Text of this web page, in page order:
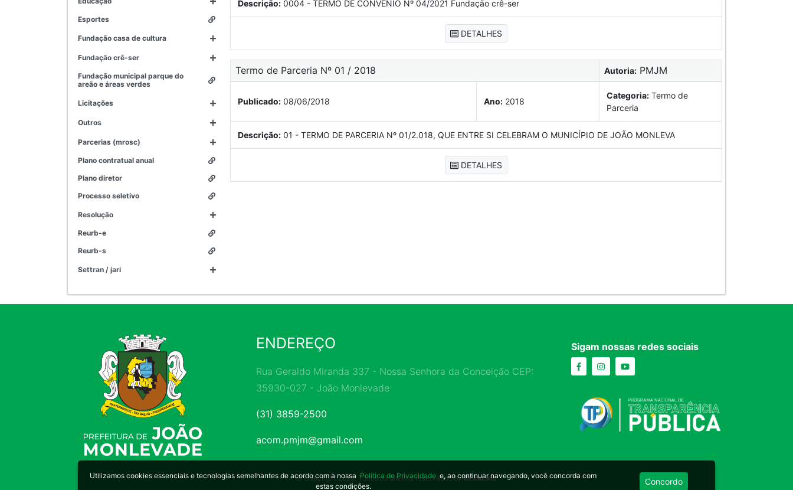
esportes
fundação casa de cultura
fundação crê-ser
fundação municipal parque do
areão e áreas verdes
licitações
outros
parcerias (mrosc)
plano contratual anual
plano diretor
processo seletivo
resolução
reurb-e
reurb-s
settran / jari
Descrição: 0004 - TERMO DE CONVÊNIO Nº 04/2021 Fundação crê-ser
DETALHES
Termo de Parceria Nº 01 / 2018 Autoria: PMJM
Publicado: 08/06/2018 Ano: 2018
Categoria: Termo de
Parceria
Descrição: 01 - TERMO DE PARCERIA Nº 01/2.018, QUE ENTRE SI CELEBRAM O MUNICÍPIO DE JOÃO MONLEVA
DETALHES
ENDEREÇO
Rua Geraldo Miranda 337 - Nossa Senhora da Conceição CEP:
35930-027 - João Monlevade
(31) 3859-2500
acom.pmjm@gmail.com
Sigam nossas redes sociais
© Copyright 2026, Todos os direitos reservados byXFind.inc.
Utilizamos cookies essenciais e tecnologias semelhantes de acordo com a nossaPolítica de Privacidadee, ao continuar navegando, você concorda com
estas condições.
Concordo